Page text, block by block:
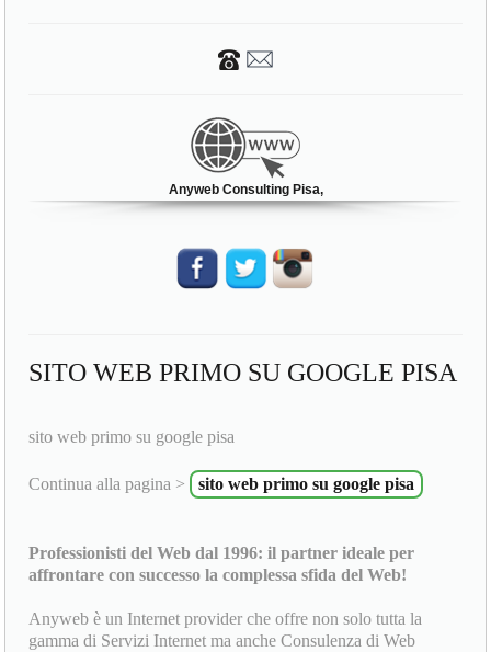
Anyweb Consulting Pisa,
SITO WEB PRIMO SU GOOGLE PISA
sito web primo su google pisa
Continua alla pagina > sito web primo su google pisa
Professionisti del Web dal 1996: il partner ideale per
affrontare con successo la complessa sfida del Web!
Anyweb è un Internet provider che offre non solo tutta la
gamma di Servizi Internet ma anche Consulenza di Web